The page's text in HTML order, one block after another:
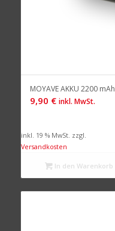
MOYAVE AKKU 2200 mAh
9,90 € inkl. MwSt.
inkl. 19 % MwSt. zzgl.
Versandkosten
In den Warenkorb